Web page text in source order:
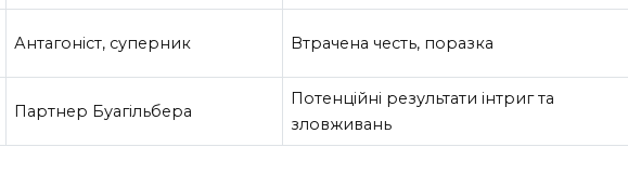
Антагоніст, суперник Втрачена честь, поразка
Партнер Буагільбера
Потенційні результати інтриг та
зловживань